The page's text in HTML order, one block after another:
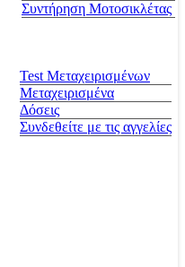
Συντήρηση Μοτοσικλέτας
Test Μεταχειρισμένων
Μεταχειρισμένα
Δόσεις
Συνδεθείτε με τις αγγελίες